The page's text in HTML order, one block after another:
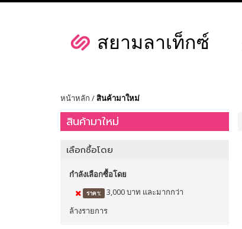
หน้าหลัก /สินค้ามาใหม่
สินค้ามาใหม่
เลือกซื้อโดย
กำลังเลือกซื้อโดย
ราคา:
3,000 บาท และมากกว่า
ล้างรายการ